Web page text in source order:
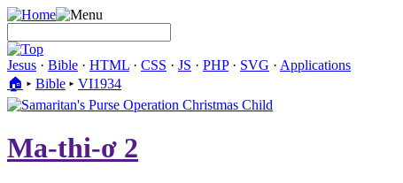
Jesus · Bible · HTML · CSS · JS · PHP· SVG · Applications
🏠︎ ▸ Bible ▸ VI1934
Ma-thi-ơ 2